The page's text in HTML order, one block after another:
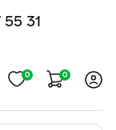
31
0 0